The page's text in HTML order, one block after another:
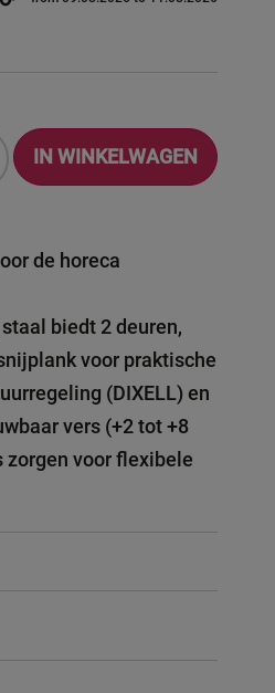
IN WINKELWAGEN
de horeca
biedt 2 deuren,
voor praktische
(DIXELL) en
vers (+2 tot +8
zorgen voor flexibele